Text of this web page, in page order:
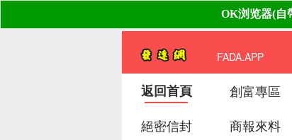
FADA.APP
返回首頁 創富專區
絕密信封
商報來料